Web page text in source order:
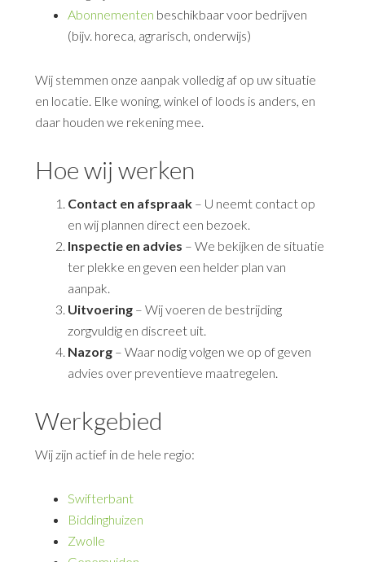
Abonnementen beschikbaar voor bedrijven
(bijv. horeca, agrarisch, onderwijs)
Wij stemmen onze aanpak volledig af op uw situatie
en locatie. Elke woning, winkel of loods is anders, en
daar houden we rekening mee.
Hoe wij werken
Contact en afspraak– U neemt contact op
en wij plannen direct een bezoek.
Inspectie en advies – We bekijken de situatie
ter plekke en geven een helder plan van
aanpak.
Uitvoering– Wij voeren de bestrijding
zorgvuldig en discreet uit.
Nazorg– Waar nodig volgen we op of geven
advies over preventieve maatregelen.
Werkgebied
Wij zijn actief in de hele regio:
Swifterbant
Biddinghuizen
Zwolle